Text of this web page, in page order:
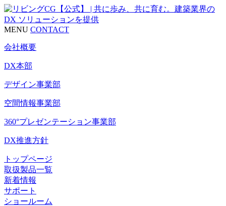
MENU CONTACT
会社概要
DX本部
デザイン事業部
空間情報事業部
360°プレゼンテーション事業部
DX推進方針
トップページ
取扱製品一覧
新着情報
サポート
ショールーム